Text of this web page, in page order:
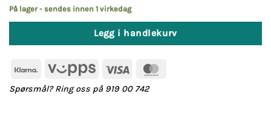
var:
499,-.
er:
299,-.
På lager - sendes innen 1 virkedag
Legg i handlekurv
Klarna Vipps Visa
Spørsmål? Ring oss på 919 00 742